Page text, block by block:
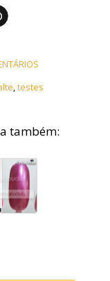
,testes
também: